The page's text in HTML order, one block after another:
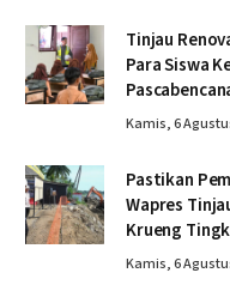
Tinjau
Para Siswa
Kamis, 6
Pastikan
Wapres
Krueng
Kamis, 6